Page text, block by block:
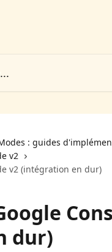
: guides
v2
v2 (intégration en dur)
dur)